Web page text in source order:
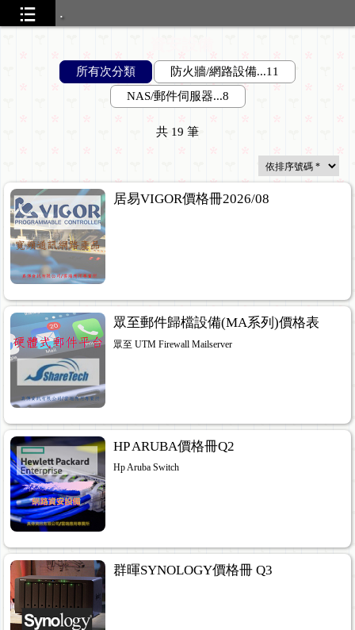
.
所有次分類
防火牆/網路設備...11
NAS/郵件伺服器...8
共 19 筆
居易VIGOR價格冊2026/08
眾至郵件歸檔設備(MA系列)價格表
眾至 UTM Firewall Mailserver
HP ARUBA價格冊Q2
Hp Aruba Switch
群暉SYNOLOGY價格冊 Q3